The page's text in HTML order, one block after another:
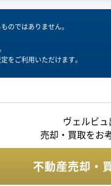
のではありません。
をご利用いただけます。
ヴェルビュ
売却・買取をお
不動産売却・